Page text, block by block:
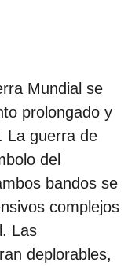
Mundial se
prolongado y
La guerra de
del
bandos se
complejos
Las
deplorables,